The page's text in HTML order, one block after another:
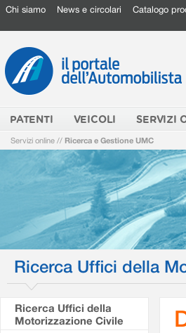
Chi siamo News e circolari Catalogo
PATENTI VEICOLI SERVIZI
Servizi online // Ricerca e Gestione UMC
Ricerca Uffici della
Ricerca Uffici della
Motorizzazione Civile